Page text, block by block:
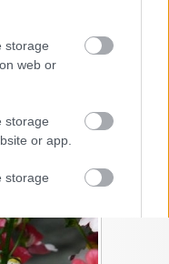
storage
web or
storage
or app.
storage
storage
bírja. Szaporítható
talajt, teljes napfényt